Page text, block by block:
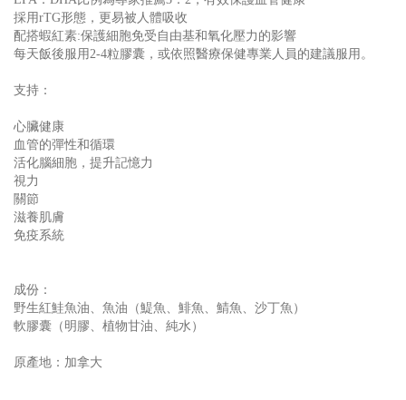
採用rTG形態，更易被人體吸收
配搭蝦紅素:保護細胞免受自由基和氧化壓力的影響
每天飯後服用2-4粒膠囊，或依照醫療保健專業人員的建議服用。
支持：
心臟健康
血管的彈性和循環
活化腦細胞，提升記憶力
視力
關節
滋養肌膚
免疫系統
成份：
野生紅鮭魚油、魚油（鯷魚、鯡魚、鯖魚、沙丁魚）
軟膠囊（明膠、植物甘油、純水）
原產地：加拿大